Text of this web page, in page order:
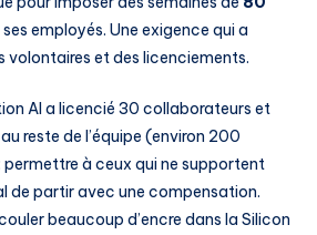
employés. Une exigence qui a
et des licenciements.
AI a licencié 30 collaborateurs et
reste de l’équipe (environ 200
à ceux qui ne supportent
de partir avec une compensation.
beaucoup d’encre dans la Silicon